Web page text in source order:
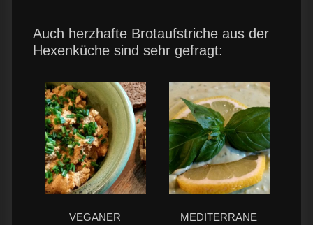
Auch herzhafte Brotaufstriche aus der
Hexenküche sind sehr gefragt:
VEGANER
MEDITERRANE